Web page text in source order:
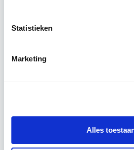
Statistieken
Marketing
Alles
4 - 8 uur per week
Eerstvolgende
Meer